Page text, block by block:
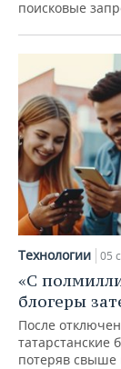
поисковые
Технологии 05
«С
блогеры
После
татарстанские
потеряв свыше